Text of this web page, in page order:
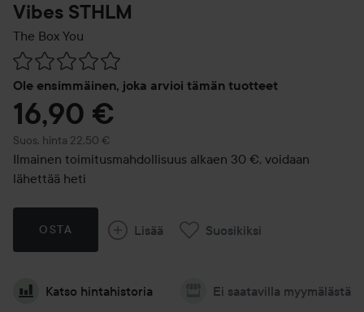
Vibes STHLM
The Box You
Ole ensimmäinen, joka arvioi tämän tuotteet
Siirtyä jhk Arvosana & kommentit
16,90 €
Suos. hinta 22,50 €
Suositeltu hinta 22,50 €
Ilmainen toimitusmahdollisuus alkaen 30 €, voidaan
lähettää heti
OSTA Lisää Suosikiksi
Katso hintahistoria Ei saatavilla myymälästä